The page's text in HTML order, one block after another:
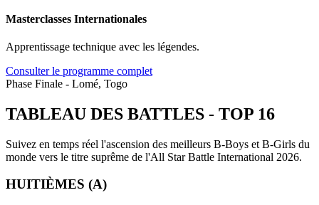
Masterclasses Internationales
Apprentissage technique avec les légendes.
Consulter le programme complet
Phase Finale - Lomé, Togo
TABLEAU DES BATTLES - TOP 16
Suivez en temps réel l'ascension des meilleurs B-Boys et B-Girls du
monde vers le titre suprême de l'All Star Battle International 2026.
HUITIÈMES (A)